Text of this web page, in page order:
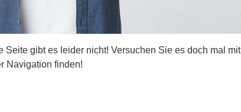
Seite gibt es leider nicht! Versuchen Sie es doch mal mit
Navigation finden!